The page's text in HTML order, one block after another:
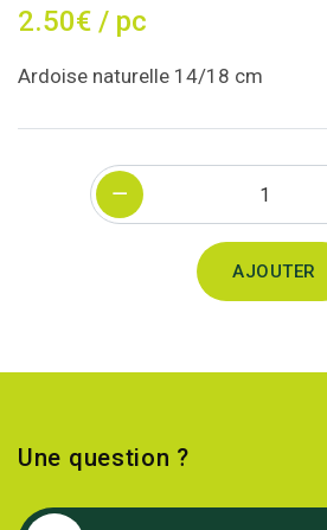
2.50€ / pc
Ardoise naturelle 14/18 cm
Quantité
AJOUTER
Une question ?